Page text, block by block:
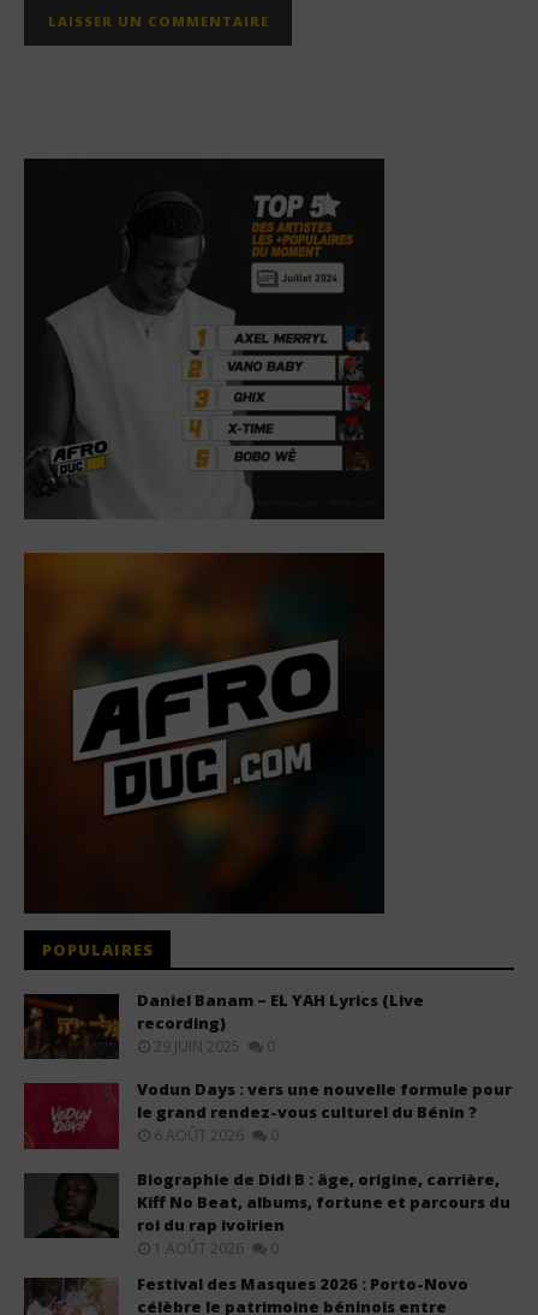
POPULAIRES
Daniel Banam – EL YAH Lyrics (Live
recording)
29 JUIN 2025 0
Vodun Days : vers une nouvelle formule pour
le grand rendez-vous culturel du Bénin ?
6 AOÛT 2026 0
Biographie de Didi B : âge, origine, carrière,
Kiff No Beat, albums, fortune et parcours du
roi du rap ivoirien
1 AOÛT 2026 0
Festival des Masques 2026 : Porto-Novo
célèbre le patrimoine béninois entre